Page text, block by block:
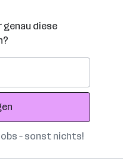
genau diese
– sonst nichts!